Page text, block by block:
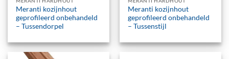
Meranti kozijnhout
geprofileerd onbehandeld
– Tussendorpel
Meranti kozijnhout
geprofileerd onbehandeld
– Tussenstijl